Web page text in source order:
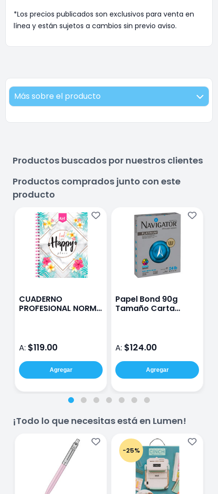
*Los precios publicados son exclusivos para venta en
línea y están sujetos a cambios sin previo aviso.
Más sobre el producto
Productos buscados por nuestros clientes
Productos comprados junto con este
producto
CUADERNO
PROFESIONAL NORMA
A: $119.00
Agregar
Papel Bond 90g
Tamaño Carta
A: $124.00
Agregar
¡Todo lo que necesitas está en Lumen!
-25%